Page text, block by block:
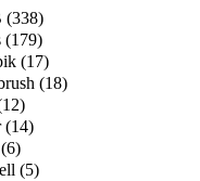
(338)
(179)
(17)
(18)
(14)
(6)
(5)